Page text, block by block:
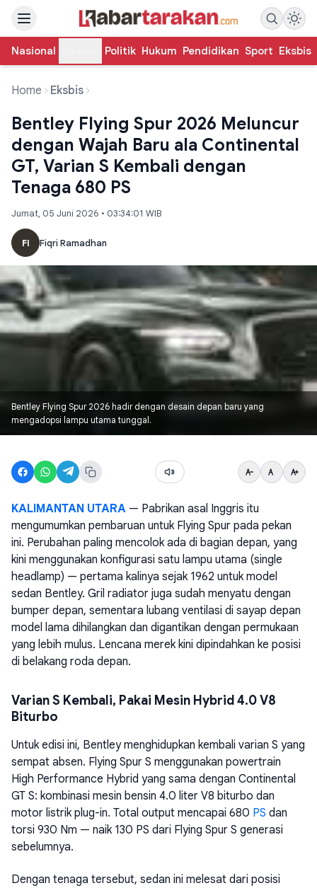
Nasional Politik Hukum Pendidikan Sport Eksbis
Home Eksbis
Bentley Flying Spur 2026 Meluncur
dengan Wajah Baru ala Continental
GT, Varian S Kembali dengan
Tenaga 680 PS
Jumat, 05 Juni 2026 • 03:34:01 WIB
FI Fiqri Ramadhan
Bentley Flying Spur 2026 hadir dengan desain depan baru yang
mengadopsi lampu utama tunggal.
KALIMANTAN UTARA — Pabrikan asal Inggris itu
mengumumkan pembaruan untuk Flying Spur pada pekan
ini. Perubahan paling mencolok ada di bagian depan, yang
kini menggunakan konfigurasi satu lampu utama (single
headlamp) — pertama kalinya sejak 1962 untuk model
sedan Bentley. Gril radiator juga sudah menyatu dengan
bumper depan, sementara lubang ventilasi di sayap depan
model lama dihilangkan dan digantikan dengan permukaan
yang lebih mulus. Lencana merek kini dipindahkan ke posisi
di belakang roda depan.
Varian S Kembali, Pakai Mesin Hybrid 4.0 V8
Biturbo
Untuk edisi ini, Bentley menghidupkan kembali varian S yang
sempat absen. Flying Spur S menggunakan powertrain
High Performance Hybrid yang sama dengan Continental
GT S: kombinasi mesin bensin 4.0 liter V8 biturbo dan
motor listrik plug-in. Total output mencapai 680 PS dan
torsi 930 Nm — naik 130 PS dari Flying Spur S generasi
sebelumnya.
Dengan tenaga tersebut, sedan ini melesat dari posisi